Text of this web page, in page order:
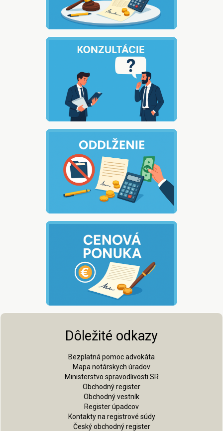
Dôležité odkazy
Bezplatná pomoc advokáta
Mapa notárskych úradov
Ministerstvo spravodlivosti SR
Obchodný register
Obchodný vestník
Register úpadcov
Kontakty na registrové súdy
Český obchodný register